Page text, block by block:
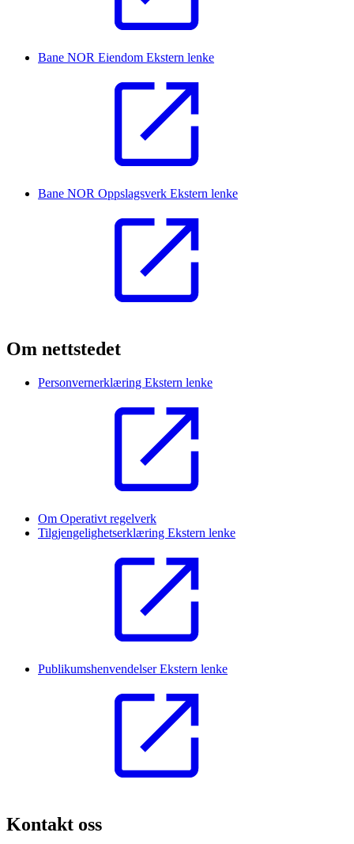
Bane NOR Eiendom Ekstern lenke
Bane NOR Oppslagsverk Ekstern lenke
Om nettstedet
Personvernerklæring Ekstern lenke
Om Operativt regelverk
Tilgjengelighetserklæring Ekstern lenke
PublikumshenvendelserEkstern lenke
Kontakt oss